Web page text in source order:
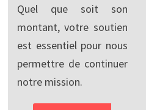
Quel que soit son
montant, votre soutien
est essentiel pour nous
permettre de continuer
notre mission.